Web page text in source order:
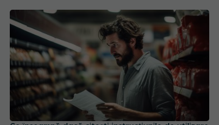
Ce înseamnă dacă citești instrucțiunile de utilizare
ale unui produs